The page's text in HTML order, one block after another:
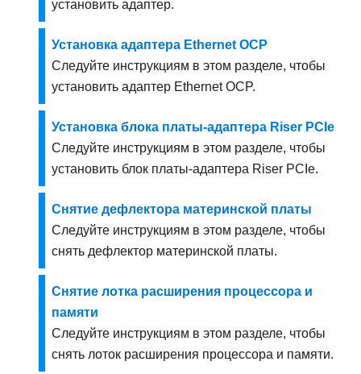
установить адаптер.
Установка адаптера Ethernet OCP
Следуйте инструкциям в этом разделе, чтобы
установить адаптер Ethernet OCP.
Установка блока платы-адаптера Riser PCIe
Следуйте инструкциям в этом разделе, чтобы
установить блок платы-адаптера Riser PCIe.
Снятие дефлектора материнской платы
Следуйте инструкциям в этом разделе, чтобы
снять дефлектор материнской платы.
Снятие лотка расширения процессора и
памяти
Следуйте инструкциям в этом разделе, чтобы
снять лоток расширения процессора и памяти.